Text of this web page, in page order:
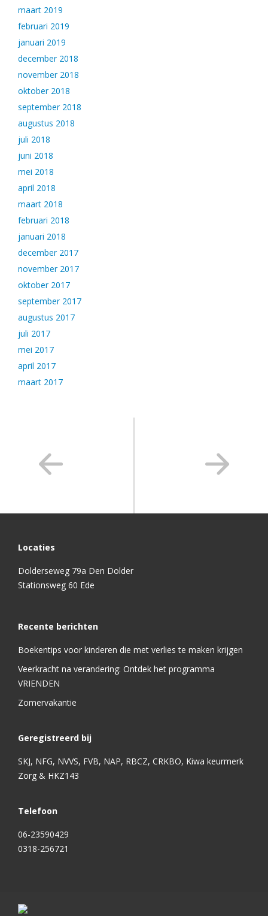
maart 2019
februari 2019
januari 2019
december 2018
november 2018
oktober 2018
september 2018
augustus 2018
juli 2018
juni 2018
mei 2018
april 2018
maart 2018
februari 2018
januari 2018
december 2017
november 2017
oktober 2017
september 2017
augustus 2017
juli 2017
mei 2017
april 2017
maart 2017
Locaties
Dolderseweg 79a Den Dolder
Stationsweg 60 Ede
Recente berichten
Boekentips voor kinderen die met verlies te maken krijgen
Veerkracht na verandering: Ontdek het programma
VRIENDEN
Zomervakantie
Geregistreerd bij
SKJ, NFG, NVVS, FVB, NAP, RBCZ, CRKBO, Kiwa keurmerk
Zorg & HKZ143
Telefoon
06-23590429
0318-256721